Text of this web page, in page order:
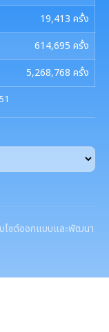
19,413 ครั้ง
614,695 ครั้ง
5,268,768 ครั้ง
ไซต์ออกแบบและพัฒนา